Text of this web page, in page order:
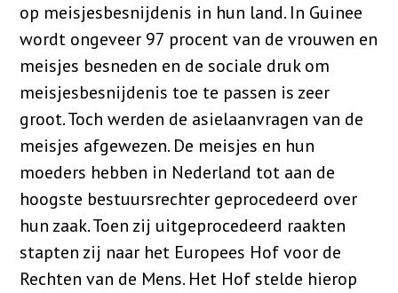
op meisjesbesnijdenis in hun land. In Guinee
wordt ongeveer 97 procent van de vrouwen en
meisjes besneden en de sociale druk om
meisjesbesnijdenis toe te passen is zeer
groot. Toch werden de asielaanvragen van de
meisjes afgewezen. De meisjes en hun
moeders hebben in Nederland tot aan de
hoogste bestuursrechter geprocedeerd over
hun zaak. Toen zij uitgeprocedeerd raakten
stapten zij naar het Europees Hof voor de
Rechten van de Mens. Het Hof stelde hierop